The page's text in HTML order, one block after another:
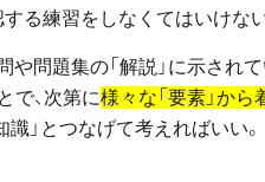
る練習をしなくてはいけない
問題集の「解説」に示され
で、次第に様々な「要素」か
」とつなげて考えればいい。